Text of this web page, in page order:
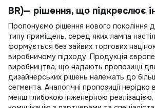
BR)— рішення, що підкреслює
Пропонуємо рішення нового покоління
типу приміщень, серед яких лампа
формується без зайвих торгових
виробничому підходу. Продукція
виробництва, що надають пропозиції
дизайнерських рішень належать до
сегмента. Аналогічні пропозиції нерідко
менш глибокою інженерною